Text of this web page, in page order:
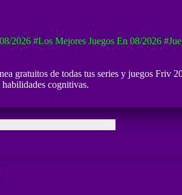
2026 #Los Mejores Juegos En 08/2026
gratuitos de todas tus series y juegos Friv
cognitivas.